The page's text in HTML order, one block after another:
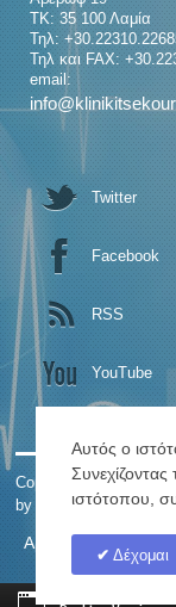
ΤΚ: 35 100 Λαμία
Τηλ:
Τηλ και FAX:
email:
Twitter
Facebook
RSS
YouTube
Copyright © 2026.
by
Αρχική
Αυτός ο
ιστότοπου,
Δέχομαι